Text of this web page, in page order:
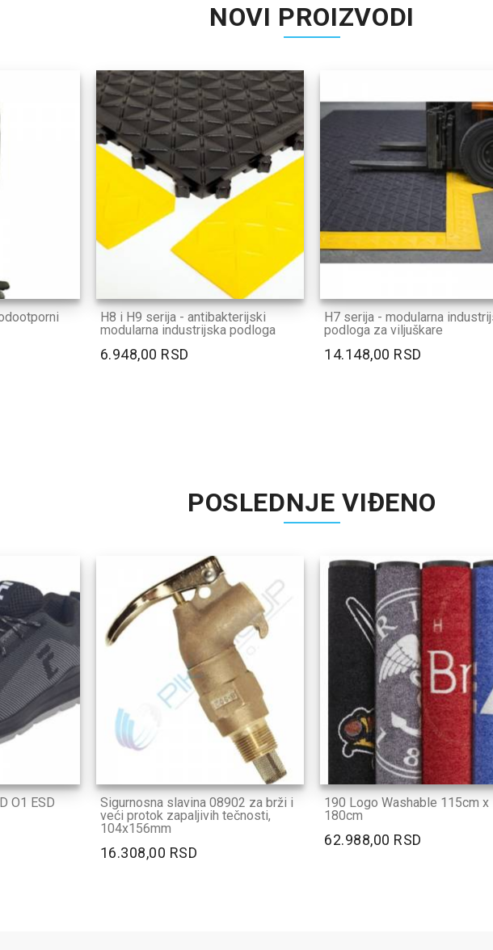
NOVI PROIZVODI
H8 i H9 serija - antibakterijski
modularna industrijska podloga
6.948,00 RSD
H7 serija - modularna
podloga za viljuškare
14.148,00 RSD
POSLEDNJE VIĐENO
O1 ESD
Sigurnosna slavina 08902 za brži i
veći protok zapaljivih tečnosti,
104x156mm
16.308,00 RSD
190 Logo Washable 115cm x
180cm
62.988,00 RSD